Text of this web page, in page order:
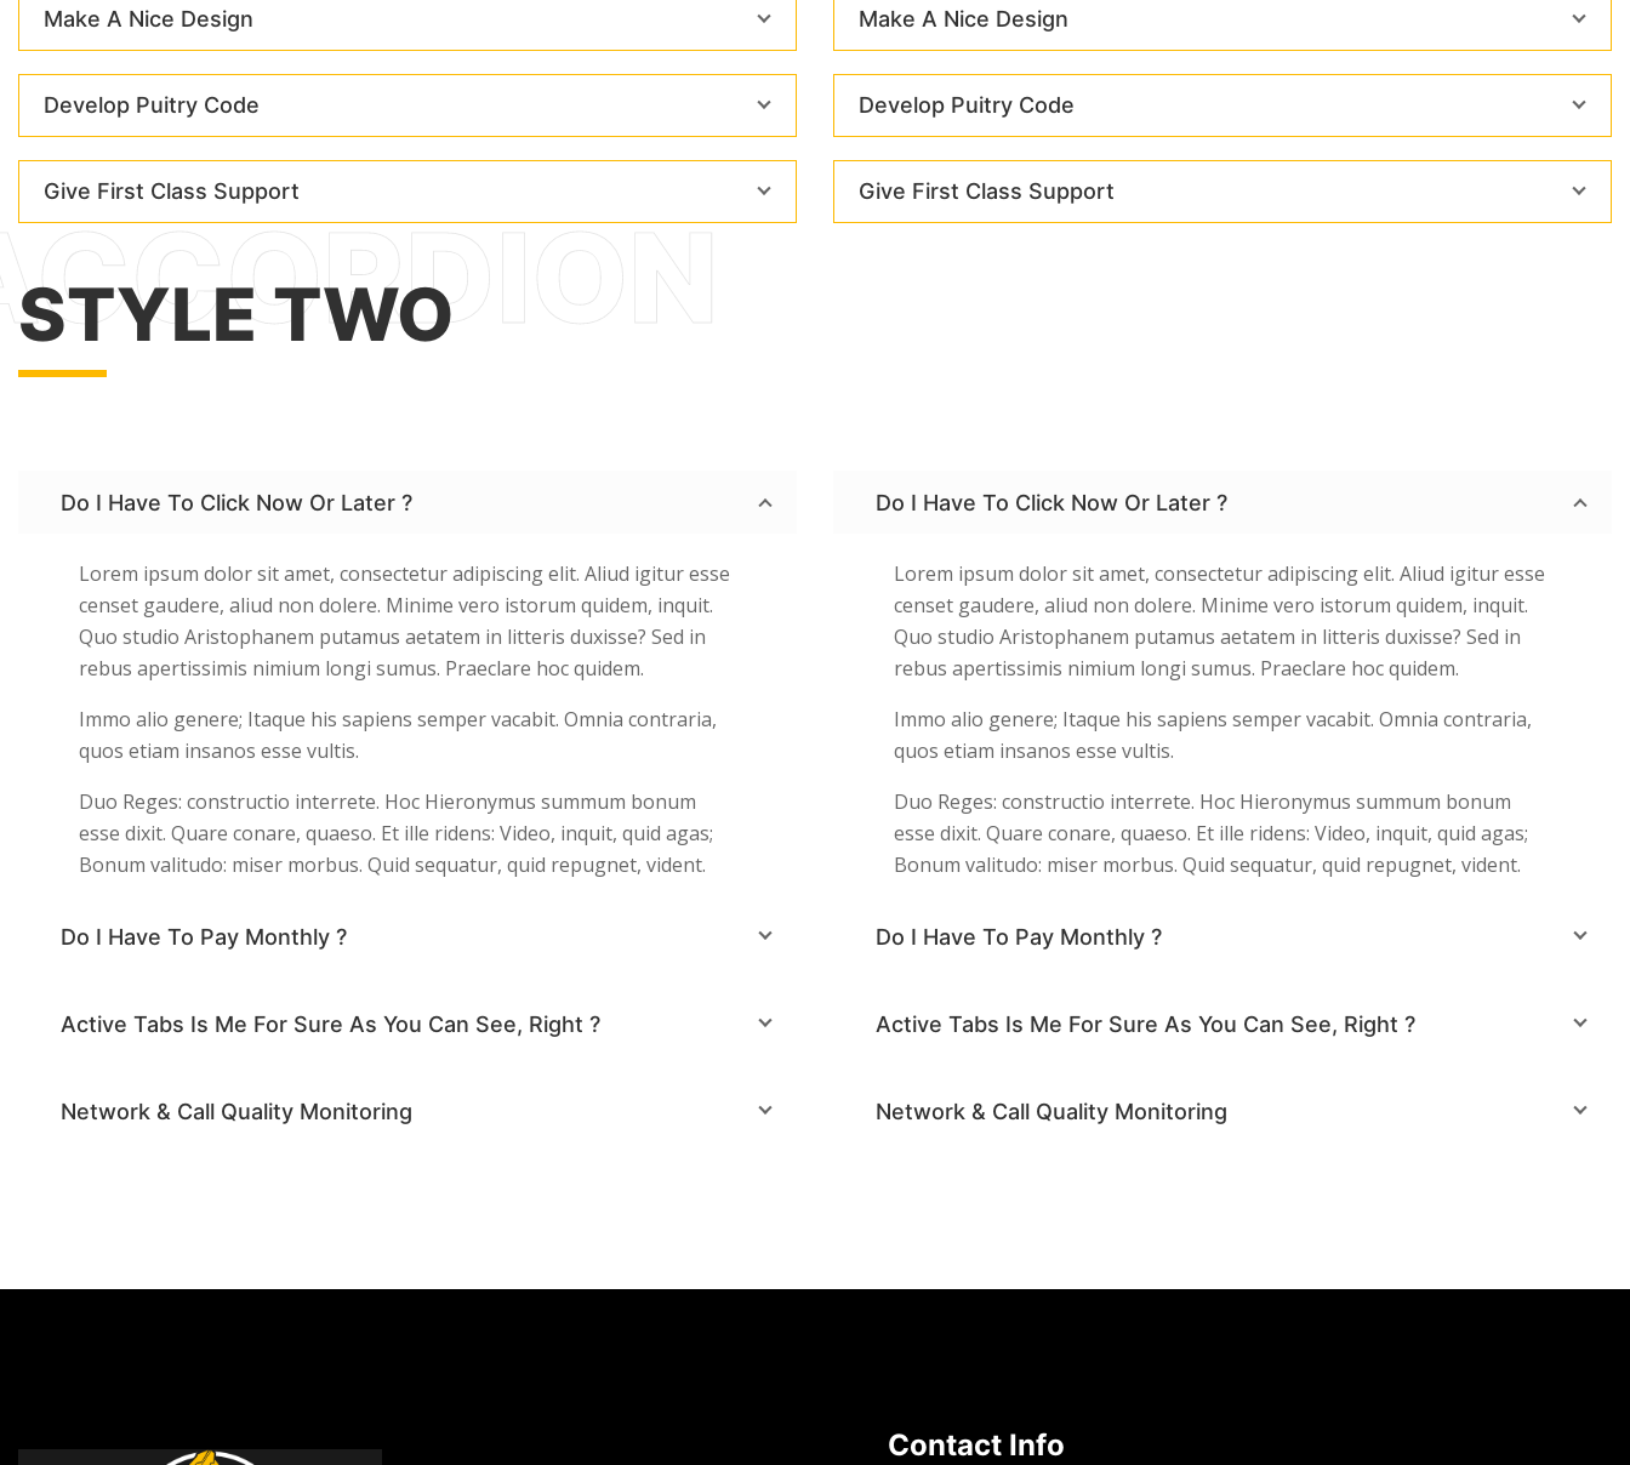
Make A Nice Design
Develop Puitry Code
Give First Class Support
Make A Nice Design
Develop Puitry Code
Give First Class Support
STYLE TWO
Do I Have To Click Now Or Later ?
Lorem ipsum dolor sit amet, consectetur adipiscing elit. Aliud igitur esse
censet gaudere, aliud non dolere. Minime vero istorum quidem, inquit.
Quo studio Aristophanem putamus aetatem in litteris duxisse? Sed in
rebus apertissimis nimium longi sumus. Praeclare hoc quidem.
Immo alio genere; Itaque his sapiens semper vacabit. Omnia contraria,
quos etiam insanos esse vultis.
Duo Reges: constructio interrete. Hoc Hieronymus summum bonum
esse dixit. Quare conare, quaeso. Et ille ridens: Video, inquit, quid agas;
Bonum valitudo: miser morbus. Quid sequatur, quid repugnet, vident.
Do I Have To Pay Monthly ?
Active Tabs Is Me For Sure As You Can See, Right ?
Network & Call Quality Monitoring
Do I Have To Click Now Or Later ?
Lorem ipsum dolor sit amet, consectetur adipiscing elit. Aliud igitur esse
censet gaudere, aliud non dolere. Minime vero istorum quidem, inquit.
Quo studio Aristophanem putamus aetatem in litteris duxisse? Sed in
rebus apertissimis nimium longi sumus. Praeclare hoc quidem.
Immo alio genere; Itaque his sapiens semper vacabit. Omnia contraria,
quos etiam insanos esse vultis.
Duo Reges: constructio interrete. Hoc Hieronymus summum bonum
esse dixit. Quare conare, quaeso. Et ille ridens: Video, inquit, quid agas;
Bonum valitudo: miser morbus. Quid sequatur, quid repugnet, vident.
Do I Have To Pay Monthly ?
Active Tabs Is Me For Sure As You Can See, Right ?
Network & Call Quality Monitoring
Contact Info